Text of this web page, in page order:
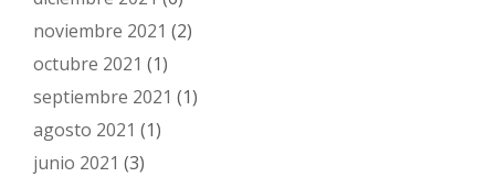
noviembre 2021 (2)
octubre 2021 (1)
septiembre 2021 (1)
agosto 2021 (1)
junio 2021 (3)